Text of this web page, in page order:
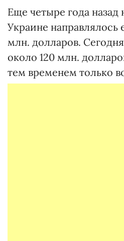
Еще четыре года назад
Украине направлялось
млн. долларов.
около 120 млн.
тем временем только